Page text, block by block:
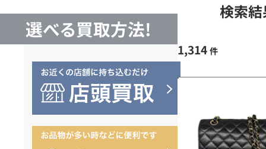
選べる買取方法!
検索
1,314 件